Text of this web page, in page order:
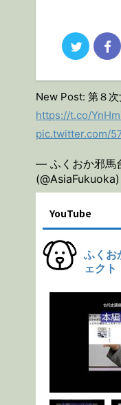
New Post: 第８
https://t.co/
pic.twitter.com/
— ふくおか邪馬
(@AsiaFukuoka)
YouTube
ふくお
ェクト